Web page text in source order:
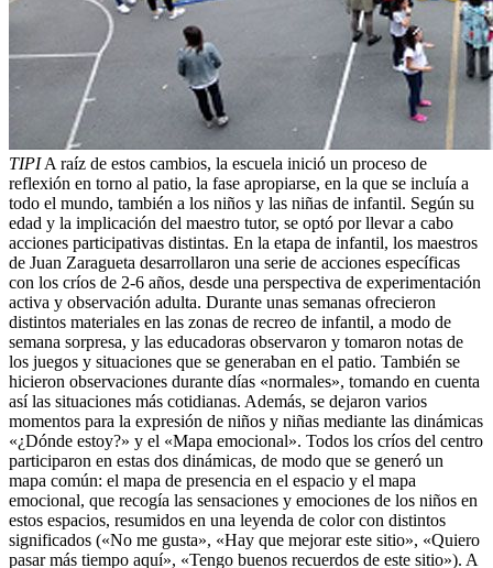
TIPIA raíz de estos cambios, la escuela inició un proceso de
reflexión en torno al patio, la fase apropiarse, en la que se incluía a
todo el mundo, también a los niños y las niñas de infantil. Según su
edad y la implicación del maestro tutor, se optó por llevar a cabo
acciones participativas distintas. En la etapa de infantil, los maestros
de Juan Zaragueta desarrollaron una serie de acciones específicas
con los críos de 2-6 años, desde una perspectiva de experimentación
activa y observación adulta. Durante unas semanas ofrecieron
distintos materiales en las zonas de recreo de infantil, a modo de
semana sorpresa, y las educadoras observaron y tomaron notas de
los juegos y situaciones que se generaban en el patio. También se
hicieron observaciones durante días «normales», tomando en cuenta
así las situaciones más cotidianas. Además, se dejaron varios
momentos para la expresión de niños y niñas mediante las dinámicas
«¿Dónde estoy?» y el «Mapa emocional». Todos los críos del centro
participaron en estas dos dinámicas, de modo que se generó un
mapa común: el mapa de presencia en el espacio y el mapa
emocional, que recogía las sensaciones y emociones de los niños en
estos espacios, resumidos en una leyenda de color con distintos
significados («No me gusta», «Hay que mejorar este sitio», «Quiero
pasar más tiempo aquí», «Tengo buenos recuerdos de este sitio»). A